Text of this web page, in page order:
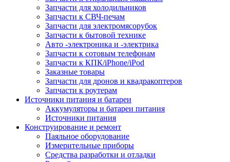
Запчасти для холодильников
Запчасти к СВЧ-печам
Запчасти для электромясорубок
Запчасти к бытовой технике
Авто -электроника и -электрика
Запчасти к сотовым телефонам
Запчасти к КПК/iPhone/iPod
Заказные товары
Запчасти для дронов и квадракоптеров
Запчасти к роутерам
Источники питания и батареи
Аккумуляторы и батареи питания
Источники питания
Конструирование и ремонт
Паяльное оборудование
Измерительные приборы
Средства разработки и отладки